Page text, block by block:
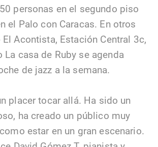
personas en el segundo piso
el Palo con Caracas. En otros
Acontista, Estación Central 3c,
La casa de Ruby se agenda
de jazz a la semana.
placer tocar allá. Ha sido un
ha creado un público muy
estar en un gran escenario.